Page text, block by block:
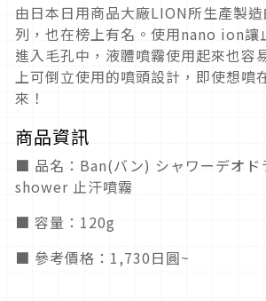
由日本日用商品大廠LION所生產製
列，也在榜上有名。使用nano ion讓
進入毛孔中，液體噴霧使用起來也容
上可倒立使用的噴頭設計，即使想噴
來！
商品資訊
■ 品名： Ban(バン) シャワーデオ
shower 止汗噴霧
■ 容量：120g
■ 參考價格：1,730日圓~